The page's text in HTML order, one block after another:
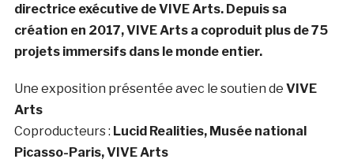
directrice exécutive de VIVE Arts. Depuis sa
création en 2017, VIVE Arts a coproduit plus de 75
projets immersifs dans le monde entier.
Une exposition présentée avec le soutien de VIVE
Arts
Coproducteurs : Lucid Realities, Musée national
Picasso-Paris, VIVE Arts